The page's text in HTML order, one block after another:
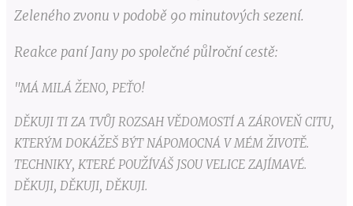
Zeleného zvonu v podobě 90 minutových sezení.
Reakce paní Jany po společné půlroční cestě:
"MÁ MILÁ ŽENO, PEŤO!
DĚKUJI TI ZA TVŮJ ROZSAH VĚDOMOSTÍ A ZÁROVEŇ CITU,
KTERÝM DOKÁŽEŠ BÝT NÁPOMOCNÁ V MÉM ŽIVOTĚ.
TECHNIKY, KTERÉ POUŽÍVÁŠ JSOU VELICE ZAJÍMAVÉ.
DĚKUJI, DĚKUJI, DĚKUJI.